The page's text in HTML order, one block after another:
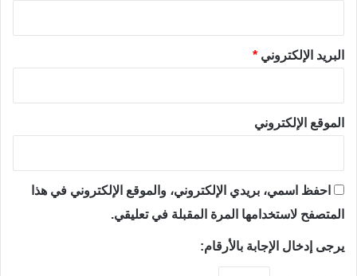
البريد الإلكتروني *
الموقع الإلكتروني
احفظ اسمي، بريدي الإلكتروني، والموقع الإلكتروني في هذا
المتصفح لاستخدامها المرة المقبلة في تعليقي.
يرجى إدخال الإجابة بالأرقام: